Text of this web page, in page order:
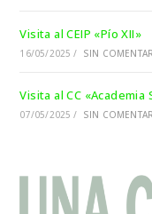
Visita al CEIP «Pío XII»
16/05/2025 / SIN
Visita al CC «Academia
07/05/2025 / SIN